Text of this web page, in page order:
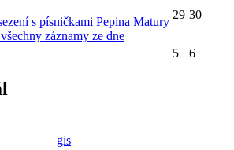
s písničkami Pepina Matury
záznamy ze dne
29 30
5 6